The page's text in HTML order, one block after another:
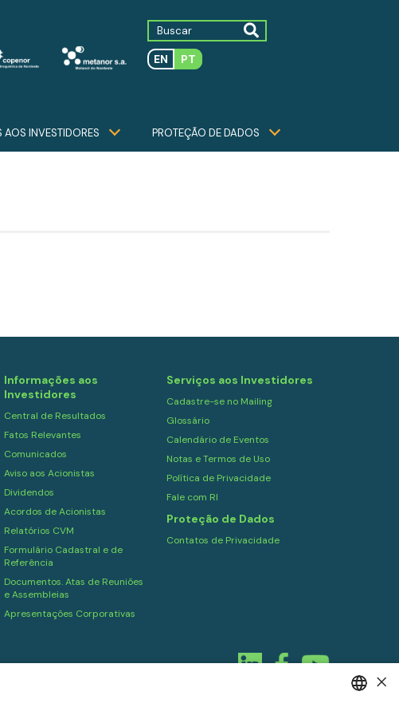
EN PT
AOS INVESTIDORES PROTEÇÃO DE DADOS
Informações aos
Investidores
Central de Resultados
Fatos Relevantes
Comunicados
Aviso aos Acionistas
Dividendos
Acordos de Acionistas
Relatórios CVM
Formulário Cadastral e de
Referência
Documentos. Atas de Reuniões
e Assembleias
Apresentações Corporativas
Serviços aos Investidores
Cadastre-se no Mailing
Glossário
Calendário de Eventos
Notas e Termos de Uso
Política de Privacidade
Fale com RI
Proteção de Dados
Contatos de Privacidade
×